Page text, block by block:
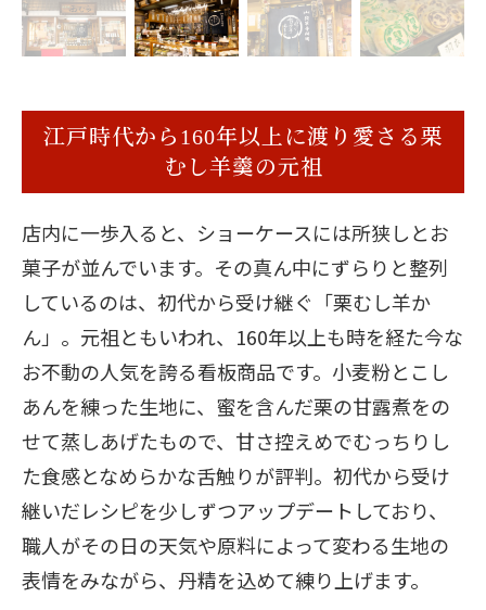
江戸時代から160年以上に渡り愛さる栗
むし羊羹の元祖
店内に一歩入ると、ショーケースには所狭しとお
菓子が並んでいます。その真ん中にずらりと整列
しているのは、初代から受け継ぐ「栗むし羊か
ん」。元祖ともいわれ、160年以上も時を経た今な
お不動の人気を誇る看板商品です。小麦粉とこし
あんを練った生地に、蜜を含んだ栗の甘露煮をの
せて蒸しあげたもので、甘さ控えめでむっちりし
た食感となめらかな舌触りが評判。初代から受け
継いだレシピを少しずつアップデートしており、
職人がその日の天気や原料によって変わる生地の
表情をみながら、丹精を込めて練り上げます。